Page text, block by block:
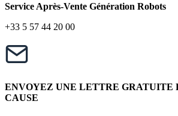
Service Après-Vente Génération Robots
+33 5 57 44 20 00
ENVOYEZ UNE LETTRE GRATUITE
CAUSE